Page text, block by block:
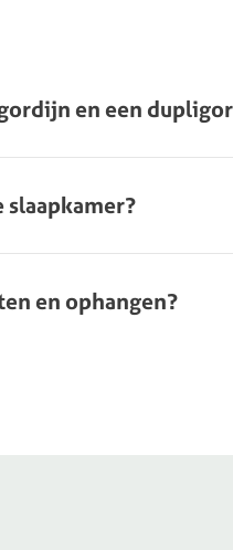
en een
en ophangen?